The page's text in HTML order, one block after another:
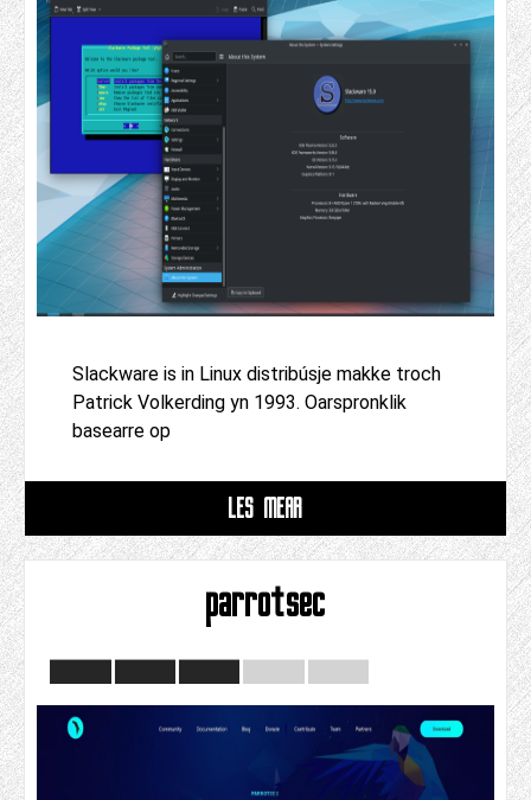
Slackware is in Linux distribúsje makke troch
Patrick Volkerding yn 1993. Oarspronklik
basearre op
LÊS MEAR
parrotsec